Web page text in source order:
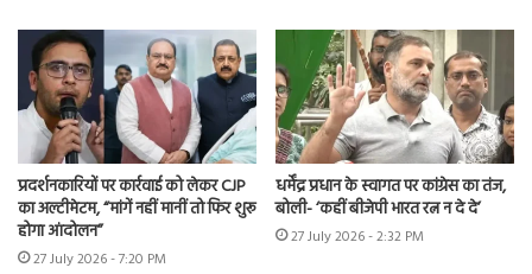
प्रदर्शनकारियों पर कार्रवाई को लेकर CJP
का अल्टीमेटम, “मांगें नहीं मानीं तो फिर शुरू
होगा आंदोलन”
27 July 2026 - 7:20 PM
धर्मेंद्र प्रधान के स्वागत पर कांग्रेस का तंज,
बोली- ‘कहीं बीजेपी भारत रत्न न दे दे’
27 July 2026 - 2:32 PM